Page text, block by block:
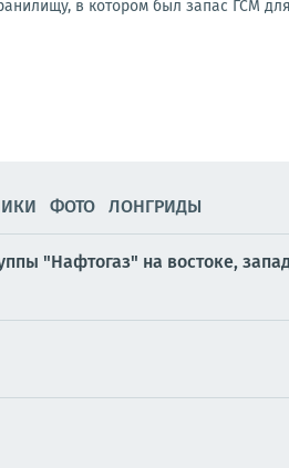
в котором был запас ГСМ
ФОТО ЛОНГРИДЫ
"Нафтогаз" на востоке,